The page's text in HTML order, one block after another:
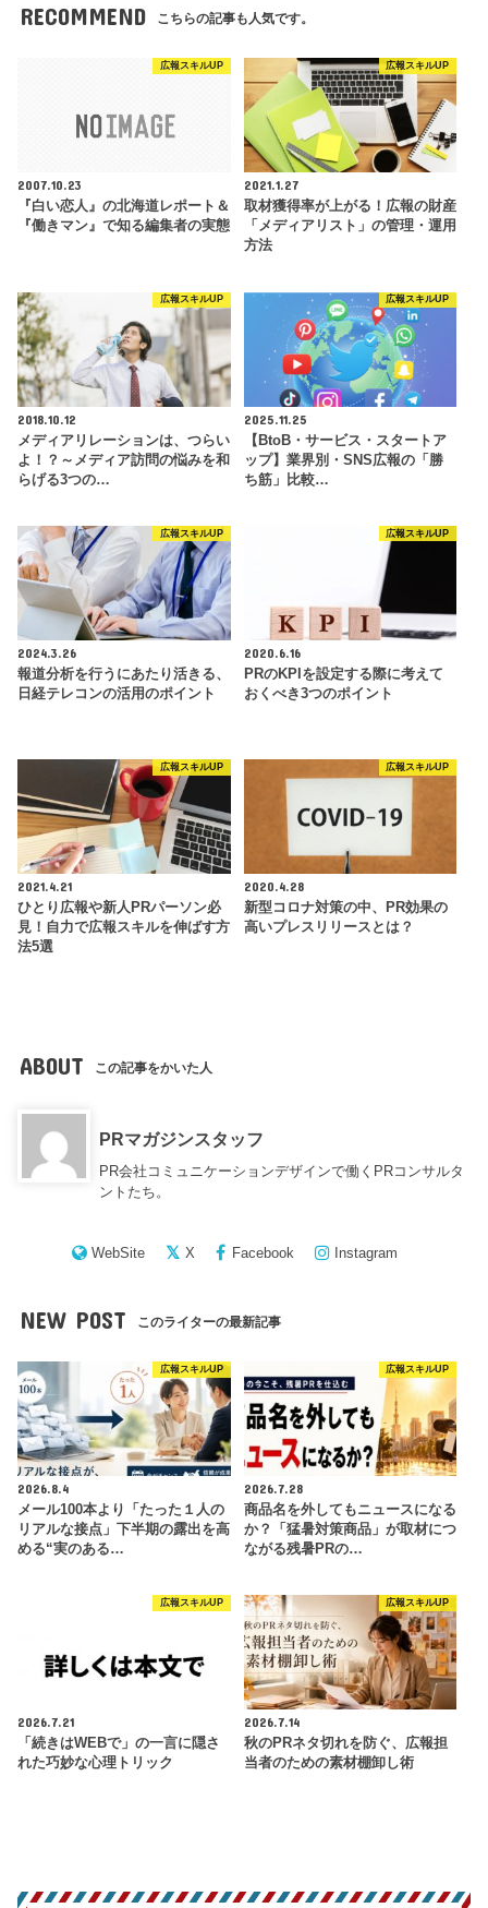
RECOMMEND こちらの記事も人気です。
広報スキルUP
2007.10.23
『白い恋人』の北海道レポート＆
『働きマン』で知る編集者の実態
広報スキルUP
2021.1.27
取材獲得率が上がる！広報の財産
「メディアリスト」の管理・運用
方法
広報スキルUP
2018.10.12
メディアリレーションは、つらい
よ！？～メディア訪問の悩みを和
らげる3つの…
広報スキルUP
2025.11.25
【BtoB・サービス・スタートア
ップ】業界別・SNS広報の「勝
ち筋」比較…
広報スキルUP
2024.3.26
報道分析を行うにあたり活きる、
日経テレコンの活用のポイント
広報スキルUP
2020.6.16
PRのKPIを設定する際に考えて
おくべき3つのポイント
広報スキルUP
2021.4.21
ひとり広報や新人PRパーソン必
見！自力で広報スキルを伸ばす方
法5選
広報スキルUP
2020.4.28
新型コロナ対策の中、PR効果の
高いプレスリリースとは？
ABOUT この記事をかいた人
PRマガジンスタッフ
PR会社コミュニケーションデザインで働くPRコンサルタ
ントたち。
WebSite X Facebook Instagram
NEW POST このライターの最新記事
広報スキルUP
2026.8.4
メール100本より「たった１人の
リアルな接点」下半期の露出を高
める“実のある…
広報スキルUP
2026.7.28
商品名を外してもニュースになる
か？「猛暑対策商品」が取材につ
ながる残暑PRの…
広報スキルUP
2026.7.21
「続きはWEBで」の一言に隠さ
れた巧妙な心理トリック
広報スキルUP
2026.7.14
秋のPRネタ切れを防ぐ、広報担
当者のための素材棚卸し術